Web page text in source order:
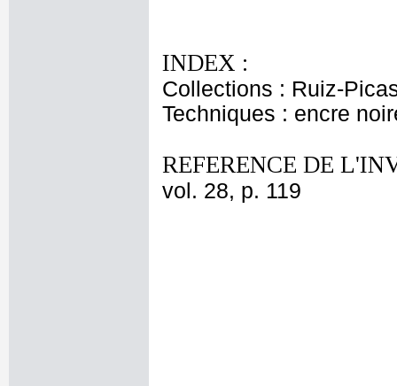
INDEX :
Collections : Ruiz-
Techniques : encre
REFERENCE DE
vol. 28, p. 119